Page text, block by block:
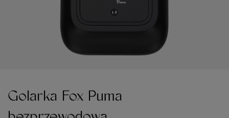
Golarka Fox Puma